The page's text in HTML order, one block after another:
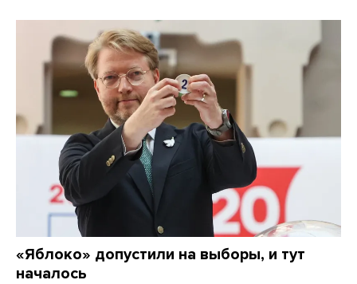
«Яблоко» допустили на выборы, и тут
началось